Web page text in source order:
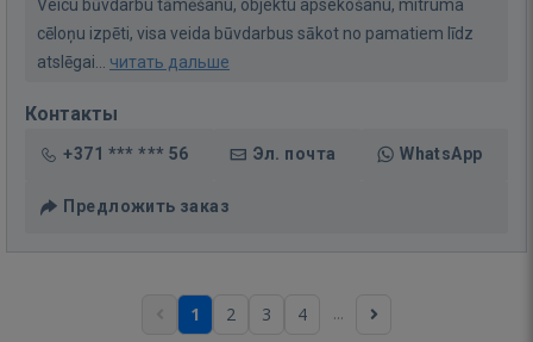
Veicu būvdarbu tāmēšanu, objektu apsekošanu, mitruma
cēloņu izpēti, visa veida būvdarbus sākot no pamatiem līdz
atslēgai... читать дальше
Контакты
+371 *** *** 56 Эл. почта WhatsApp
Предложить заказ
1 2 3 4 ...